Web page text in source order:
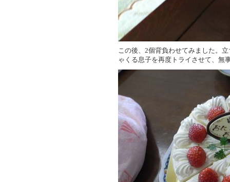
この後、2個背負わせてみました。
ゃくる息子を再度トライさせて、無